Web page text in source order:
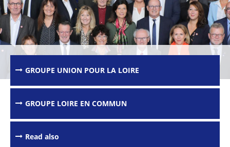
GROUPE UNION POUR LA LOIRE
GROUPE LOIRE EN COMMUN
Read also
outils de
d'impression